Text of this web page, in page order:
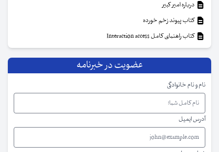
درباره امیر کبیر
کتاب پیوند زخم خورده
کتاب راهنمای کامل Interaction access
عضویت در خبرنامه
نام و نام خانوادگی
آدرس ایمیل